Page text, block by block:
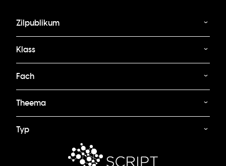
Zilpublikum
Klass
Fach
Theema
Typ